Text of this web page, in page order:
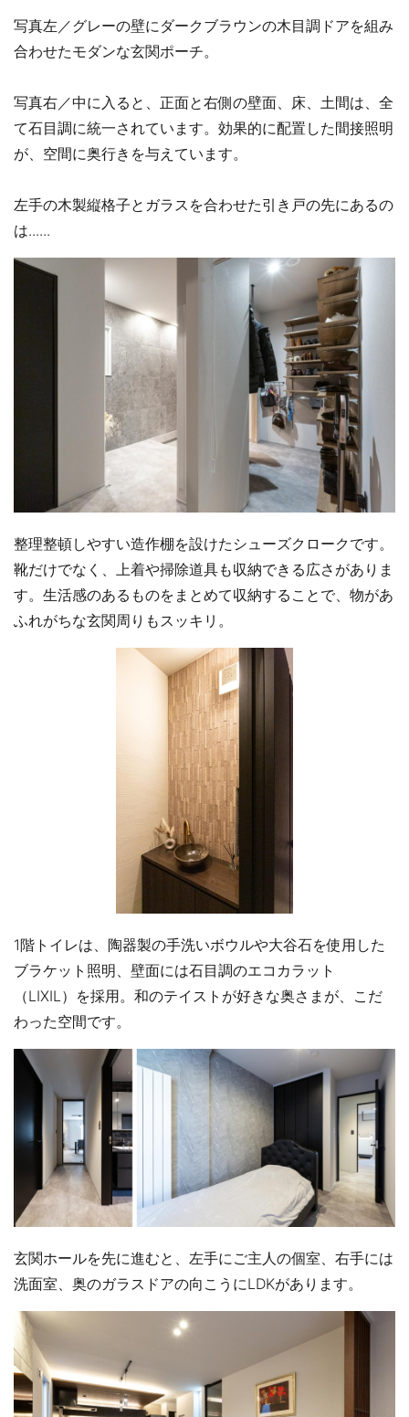
写真左／グレーの壁にダークブラウンの木目調ドアを組み
合わせたモダンな玄関ポーチ。
写真右／中に入ると、正面と右側の壁面、床、土間は、全
て石目調に統一されています。効果的に配置した間接照明
が、空間に奥行きを与えています。
左手の木製縦格子とガラスを合わせた引き戸の先にあるの
は......
整理整頓しやすい造作棚を設けたシューズクロークです。
靴だけでなく、上着や掃除道具も収納できる広さがありま
す。生活感のあるものをまとめて収納することで、物があ
ふれがちな玄関周りもスッキリ。
1階トイレは、陶器製の手洗いボウルや大谷石を使用した
ブラケット照明、壁面には石目調のエコカラット
（LIXIL）を採用。和のテイストが好きな奥さまが、こだ
わった空間です。
玄関ホールを先に進むと、左手にご主人の個室、右手には
洗面室、奥のガラスドアの向こうにLDKがあります。